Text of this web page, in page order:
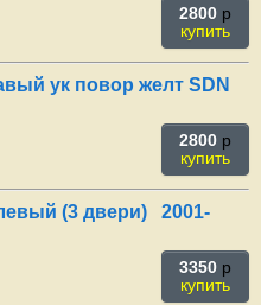
2800 p
купить
ук повор желт SDN
2800 p
купить
(3 двери) 2001-
3350 p
купить